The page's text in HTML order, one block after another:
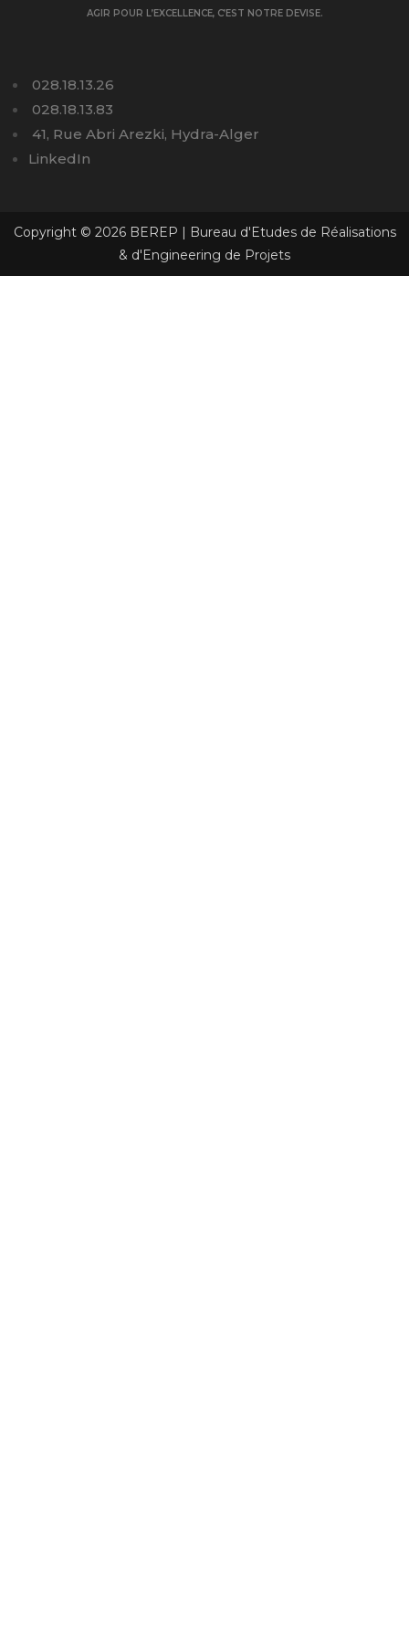
AGIR POUR L’EXCELLENCE, C’EST NOTRE DEVISE.
028.18.13.26
028.18.13.83
41, Rue Abri Arezki, Hydra-Alger
LinkedIn
Copyright © 2026 BEREP | Bureau d'Etudes de Réalisations
& d'Engineering de Projets